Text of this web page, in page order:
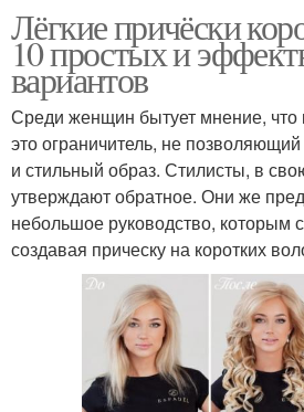
Лёгкие причёски
10 простых и
вариантов
Среди женщин бытует мнение, что
это ограничитель, не
и стильный образ. Стилисты, в
утверждают обратное. Они же
небольшое руководство, которым
создавая прическу на коротких